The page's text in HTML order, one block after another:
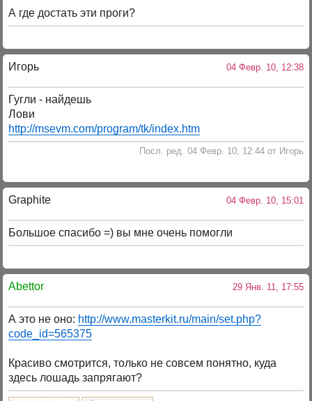
А где достать эти проги?
Игорь 04 Февр. 10, 12:38
Гугли - найдешь
Лови
http://msevm.com/program/tk/index.htm
Посл. ред. 04 Февр. 10, 12:44 от Игорь
Graphite 04 Февр. 10, 15:01
Большое спасибо =) вы мне очень помогли
Abettor 29 Янв. 11, 17:55
А это не оно: http://www.masterkit.ru/main/set.php?
code_id=565375
Красиво смотрится, только не совсем понятно, куда
здесь лошадь запрягают?